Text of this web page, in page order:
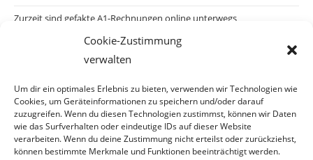
Cookie-Zustimmung
verwalten
Um dir ein optimales Erlebnis zu bieten, verwenden wir Technologien wie
Cookies, um Geräteinformationen zu speichern und/oder darauf
zuzugreifen. Wenn du diesen Technologien zustimmst, können wir Daten
wie das Surfverhalten oder eindeutige IDs auf dieser Website
verarbeiten. Wenn du deine Zustimmung nicht erteilst oder zurückziehst,
können bestimmte Merkmale und Funktionen beeinträchtigt werden.
Zurzeit sind gefakte A1-Rechnungen online unterwegs
Salzburgs Juden und ihre Sicherheit: „Erst nach einem Anschlag wäre
die Gefahr endlich konkret!“
Biologisches Wunder in Ceuta
Ein vermeintliches Abschiebemärchen